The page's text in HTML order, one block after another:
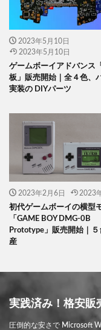
2023年5月10日
2023年5月10日
ゲームボーイアドバンス
板」販売開始｜全４色、
実装の DIYパーツ
2023年2月6日 2023
初代ゲームボーイの横型
「GAME BOY DMG-0B
Prototype」販売開始｜５
産
実践済み！格安販
圧倒的な安さで Microsoft